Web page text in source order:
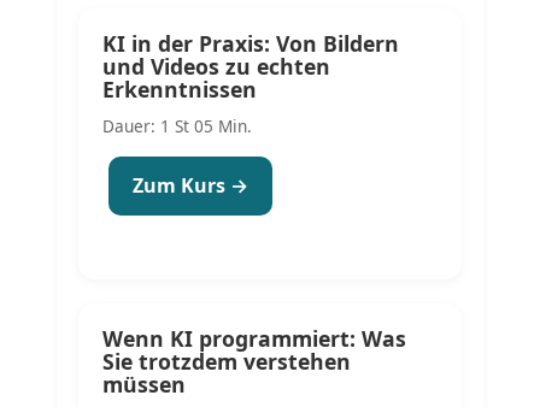
KI in der Praxis: Von Bildern
und Videos zu echten
Erkenntnissen
Dauer: 1 St 05 Min.
Zum Kurs →
Wenn KI programmiert: Was
Sie trotzdem verstehen
müssen